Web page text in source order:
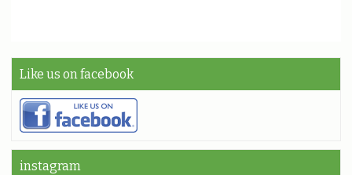
Like us on facebook
instagram